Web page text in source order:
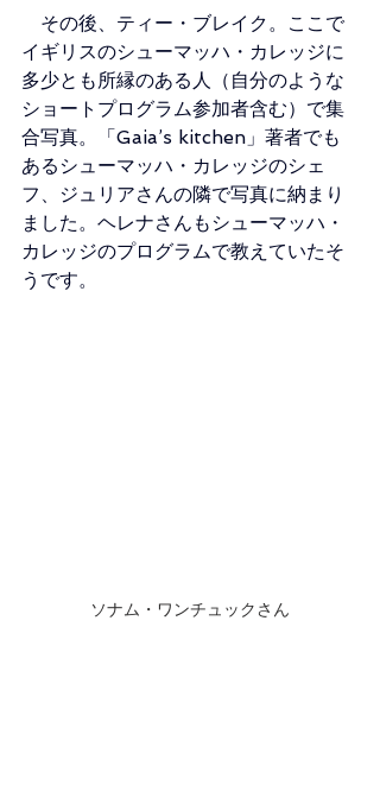
その後、ティー・ブレイク。ここで
イギリスのシューマッハ・カレッジに
多少とも所縁のある人（自分のような
ショートプログラム参加者含む）で集
合写真。「Gaia’s kitchen」著者でも
あるシューマッハ・カレッジのシェ
フ、ジュリアさんの隣で写真に納まり
ました。ヘレナさんもシューマッハ・
カレッジのプログラムで教えていたそ
うです。
ソナム・ワンチュックさん